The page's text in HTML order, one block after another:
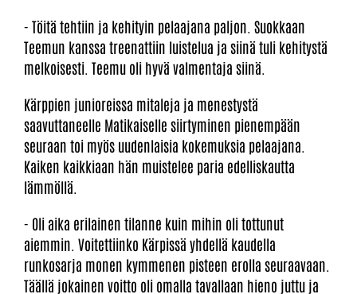
- Töitä tehtiin ja kehityin pelaajana paljon. Suokkaan
Teemun kanssa treenattiin luistelua ja siinä tuli kehitystä
melkoisesti. Teemu oli hyvä valmentaja siinä.
Kärppien junioreissa mitaleja ja menestystä
saavuttaneelle Matikaiselle siirtyminen pienempään
seuraan toi myös uudenlaisia kokemuksia pelaajana.
Kaiken kaikkiaan hän muistelee paria edelliskautta
lämmöllä.
- Oli aika erilainen tilanne kuin mihin oli tottunut
aiemmin. Voitettiinko Kärpissä yhdellä kaudella
runkosarja monen kymmenen pisteen erolla seuraavaan.
Täällä jokainen voitto oli omalla tavallaan hieno juttu ja